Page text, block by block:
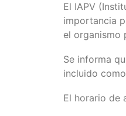
El IAPV
importancia
el organismo
Se informa
incluido
El horario de